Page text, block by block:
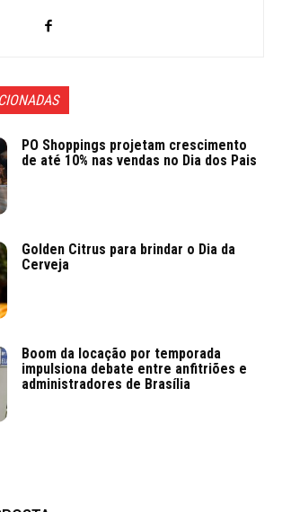
PO Shoppings projetam crescimento
de até 10% nas vendas no Dia dos Pais
Golden Citrus para brindar o Dia da
Cerveja
Boom da locação por temporada
impulsiona debate entre anfitriões e
administradores de Brasília